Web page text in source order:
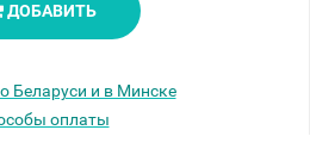
ДОБАВИТЬ
Беларуси и в Минске
оплаты